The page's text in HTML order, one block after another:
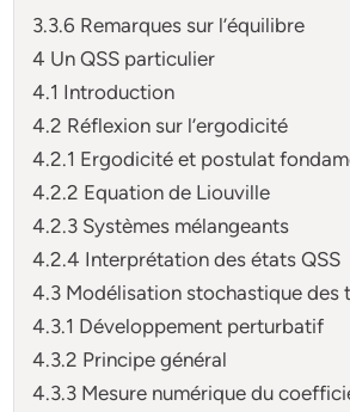
3.3.6 Remarques sur l’équilibre
4 Un QSS particulier
4.1 Introduction
4.2 Réflexion sur l’ergodicité
4.2.1 Ergodicité et postulat
4.2.2 Equation de Liouville
4.2.3 Systèmes mélangeants
4.2.4 Interprétation des états QSS
4.3 Modélisation stochastique des
4.3.1 Développement perturbatif
4.3.2 Principe général
4.3.3 Mesure numérique du